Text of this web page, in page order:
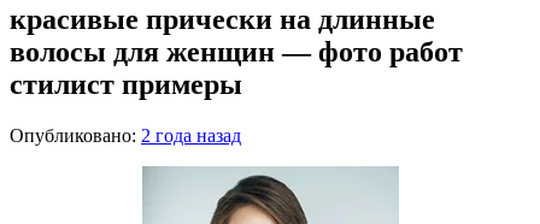
красивые прически на длинные
волосы для женщин — фото работ
стилист примеры
Опубликовано: 2 года назад